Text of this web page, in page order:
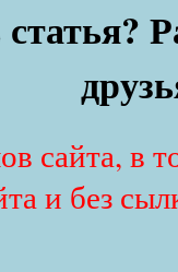
сайта, в
и без